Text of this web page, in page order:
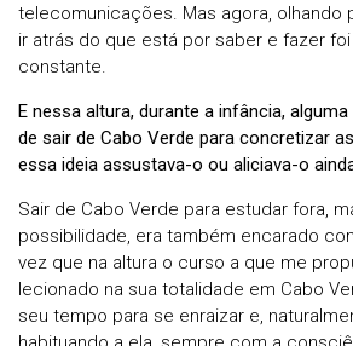
telecomunicações. Mas agora, olhando
ir atrás do que está por saber e fazer
constante.
E nessa altura, durante a infância,
de sair de Cabo Verde para concretizar
essa ideia assustava-o ou aliciava-o
Sair de Cabo Verde para estudar fora,
possibilidade, era também encarado
vez que na altura o curso a que me
lecionado na sua totalidade em Cabo
seu tempo para se enraizar e,